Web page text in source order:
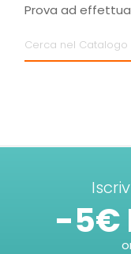
Prova ad
-5€